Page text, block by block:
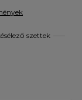
szettek